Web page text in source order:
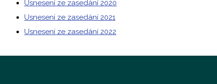
Usnesení ze zasedání 2020
Usnesení ze zasedání 2021
Usnesení ze zasedání 2022